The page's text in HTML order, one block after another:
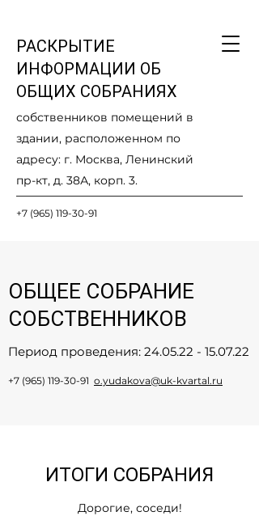
РАСКРЫТИЕ
ИНФОРМАЦИИ ОБ
ОБЩИХ СОБРАНИЯХ
собственников помещений в
здании, расположенном по
адресу: г. Москва, Ленинский
пр-кт, д. 38А, корп. 3.
+7 (965) 119-30-91
ОБЩЕЕ СОБРАНИЕ
СОБСТВЕННИКОВ
Период проведения: 24.05.22 - 15.07.22
+7 (965) 119-30-91 o.yudakova@uk-kvartal.ru
ИТОГИ СОБРАНИЯ
Дорогие, соседи!